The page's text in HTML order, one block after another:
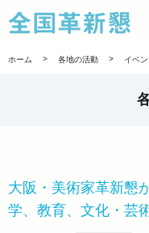
ホーム > 各地の活動 > イベン
大阪・美術家革新
学、教育、文化・芸